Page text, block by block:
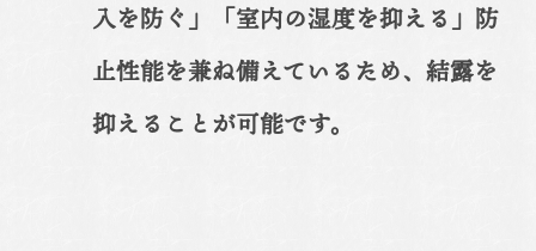
入を防ぐ」「室内の湿度を抑える」防
止性能を兼ね備えているため、結露を
抑えることが可能です。